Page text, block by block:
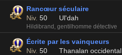
Rancœur séculaire
Niv. 50 Ul'dah
Hildibrand, gentilhomme détective
Écrite par les vainqueurs
Niv. 50 Thanalan occidental